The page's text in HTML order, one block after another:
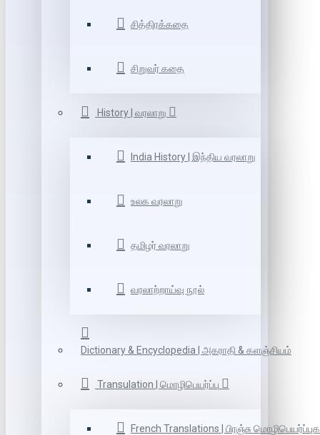
சித்திரக்கதை
சிறுவர் கதை
History | வரலாறு
India History | இந்திய வரலாறு
உலக வரலாறு
தமிழர் வரலாறு
வரலாற்றாய்வு நூல்
Dictionary & Encyclopedia | அகராதி & களஞ்சியம்
Transulation | மொழிபெயர்ப்பு
French Translations | பிரஞ்சு